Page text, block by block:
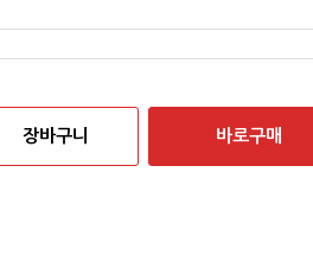
장바구니 바로구매